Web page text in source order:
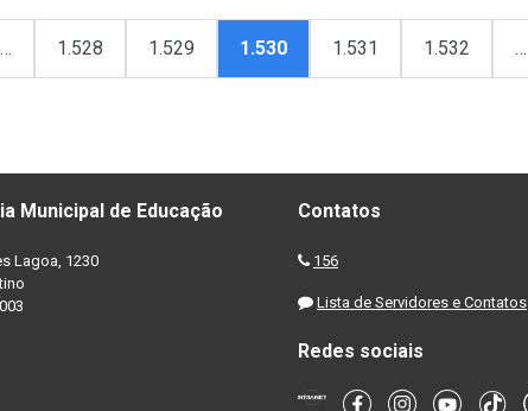
… 1.528 1.529 1.530 1.531 1.532 …
Municipal de Educação
Lagoa, 1230
Contatos
156
Lista de Servidores e Contatos
Redes sociais